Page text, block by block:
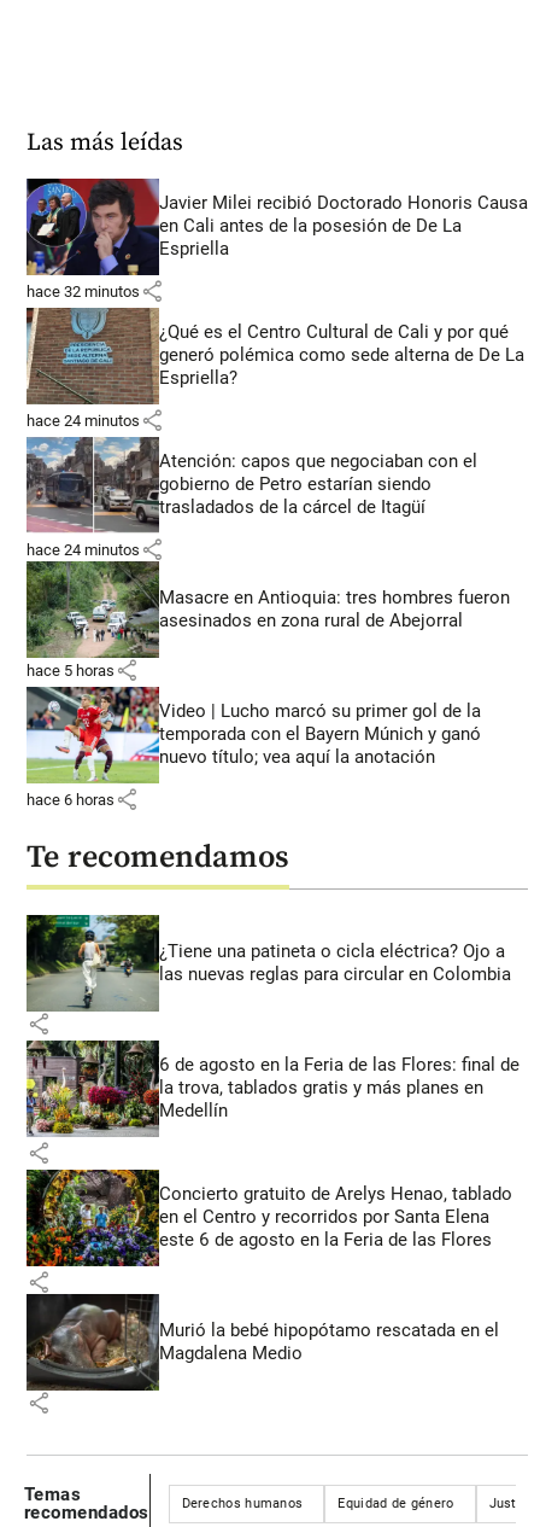
Las más leídas
Javier Milei recibió Doctorado Honoris Causa
en Cali antes de la posesión de De La
Espriella
hace 32 minutos share
¿Qué es el Centro Cultural de Cali y por qué
generó polémica como sede alterna de De La
Espriella?
hace 24 minutos share
Atención: capos que negociaban con el
gobierno de Petro estarían siendo
trasladados de la cárcel de Itagüí
hace 24 minutos share
Masacre en Antioquia: tres hombres fueron
asesinados en zona rural de Abejorral
hace 5 horas share
Video | Lucho marcó su primer gol de la
temporada con el Bayern Múnich y ganó
nuevo título; vea aquí la anotación
hace 6 horas share
Te recomendamos
¿Tiene una patineta o cicla eléctrica? Ojo a
las nuevas reglas para circular en Colombia
share
6 de agosto en la Feria de las Flores: final de
la trova, tablados gratis y más planes en
Medellín
share
Concierto gratuito de Arelys Henao, tablado
en el Centro y recorridos por Santa Elena
este 6 de agosto en la Feria de las Flores
share
Murió la bebé hipopótamo rescatada en el
Magdalena Medio
share
Temas
recomendados
Derechos humanos Equidad de género Justicia